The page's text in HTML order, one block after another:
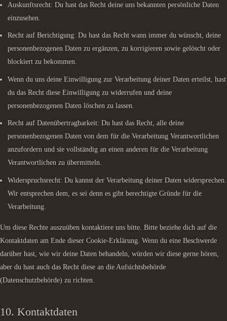
Auskunftsrecht: Du hast das Recht deine uns bekannten persönliche Daten
einzusehen.
Recht auf Berichtigung: Du hast das Recht wann immer du wünscht, deine
personenbezogenen Daten zu ergänzen, zu korrigieren sowie gelöscht oder
blockiert zu bekommen.
Wenn du uns deine Einwilligung zur Verarbeitung deiner Daten erteilst, hast
du das Recht diese Einwilligung zu widerrufen und deine
personenbezogenen Daten löschen zu lassen.
Recht auf Datenübertragbarkeit: Du hast das Recht, alle deine
personenbezogenen Daten von dem für die Verarbeitung Verantwortlichen
anzufordern und sie vollständig an einen anderen für die Verarbeitung
Verantwortlichen zu übermitteln.
Widerspruchsrecht: Du kannst der Verarbeitung deiner Daten widersprechen.
Wir entsprechen dem, es sei denn es gibt berechtigte Gründe für die
Verarbeitung.
Um diese Rechte auszuüben kontaktiere uns bitte. Bitte beziehe dich auf die
Kontaktdaten am Ende dieser Cookie-Erklärung. Wenn du eine Beschwerde
darüber hast, wie wir deine Daten behandeln, würden wir diese gerne hören,
aber du hast auch das Recht diese an die Aufsichtsbehörde
(Datenschutzbehörde) zu richten.
10. Kontaktdaten